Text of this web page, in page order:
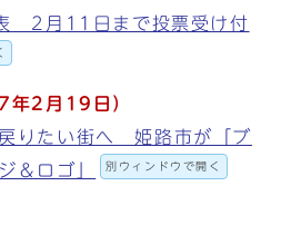
2月11日まで投票受け付
年2 月19 日）
りたい街へ 姫路市が「ブ
＆ロゴ」
別ウィンドウで開く